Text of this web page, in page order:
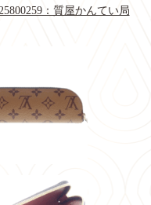
：質屋かんてい局